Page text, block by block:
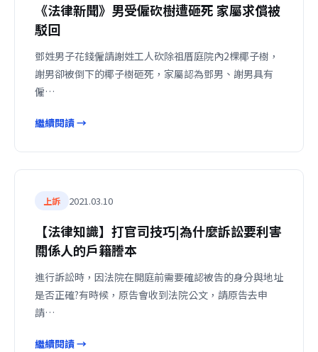
《法律新聞》男受僱砍樹遭砸死 家屬求償被
駁回
鄧姓男子花錢僱請謝姓工人砍除祖厝庭院內2棵椰子樹，
謝男卻被倒下的椰子樹砸死，家屬認為鄧男、謝男具有
僱…
繼續閱讀 →
上訴 2021.03.10
【法律知識】打官司技巧|為什麼訴訟要利害
關係人的戶籍謄本
進行訴訟時，因法院在開庭前需要確認被告的身分與地址
是否正確?有時候，原告會收到法院公文，請原告去申
請…
繼續閱讀 →